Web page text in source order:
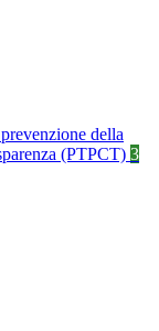
della
(PTPCT) 3